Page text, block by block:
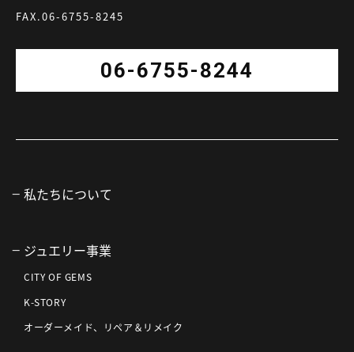
FAX.06-6755-8245
06-6755-8244
私たちについて
ジュエリー事業
CITY OF GEMS
K-STORY
オーダーメイド、リペア＆リメイク